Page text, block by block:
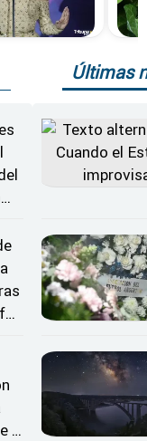
la
Últimas